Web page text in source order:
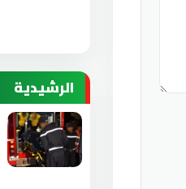
الرشيدية